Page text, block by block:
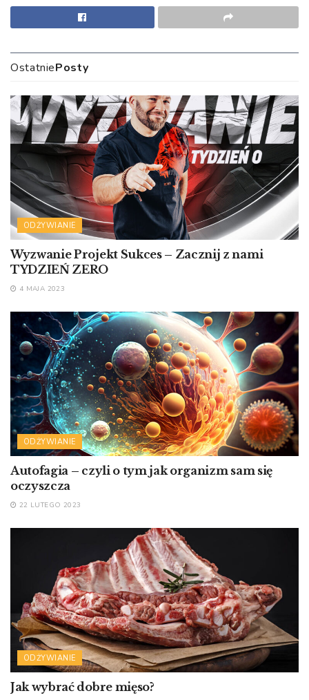
OstatniePosty
ODŻYWIANIE
Wyzwanie Projekt Sukces – Zacznij z nami
TYDZIEŃ ZERO
4 MAJA 2023
ODŻYWIANIE
Autofagia – czyli o tym jak organizm sam się
oczyszcza
22 LUTEGO 2023
ODŻYWIANIE
Jak wybrać dobre mięso?